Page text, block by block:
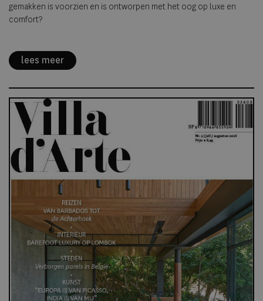
gemakken is voorzien en is ontworpen met het oog op luxe en
comfort?
lees meer